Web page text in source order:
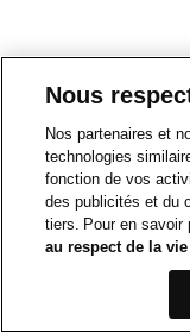
Nous
Nos partenaires et
technologies
fonction de vos
des publicités et du
tiers. Pour en
au respect de la